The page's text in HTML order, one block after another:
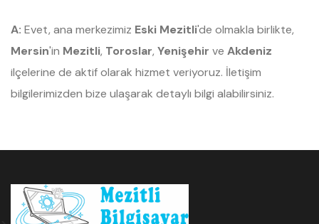
A: Evet, ana merkezimiz Eski Mezitli'de olmakla birlikte,
Mersin'in Mezitli, Toroslar, Yenişehir ve Akdeniz
ilçelerine de aktif olarak hizmet veriyoruz. İletişim
bilgilerimizden bize ulaşarak detaylı bilgi alabilirsiniz.